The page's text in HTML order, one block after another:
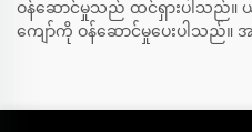
ဝန်ဆောင်မှုသည် ထင်ရှားပါသည်။
ကျော်ကို ဝန်ဆောင်မှုပေးပါသ